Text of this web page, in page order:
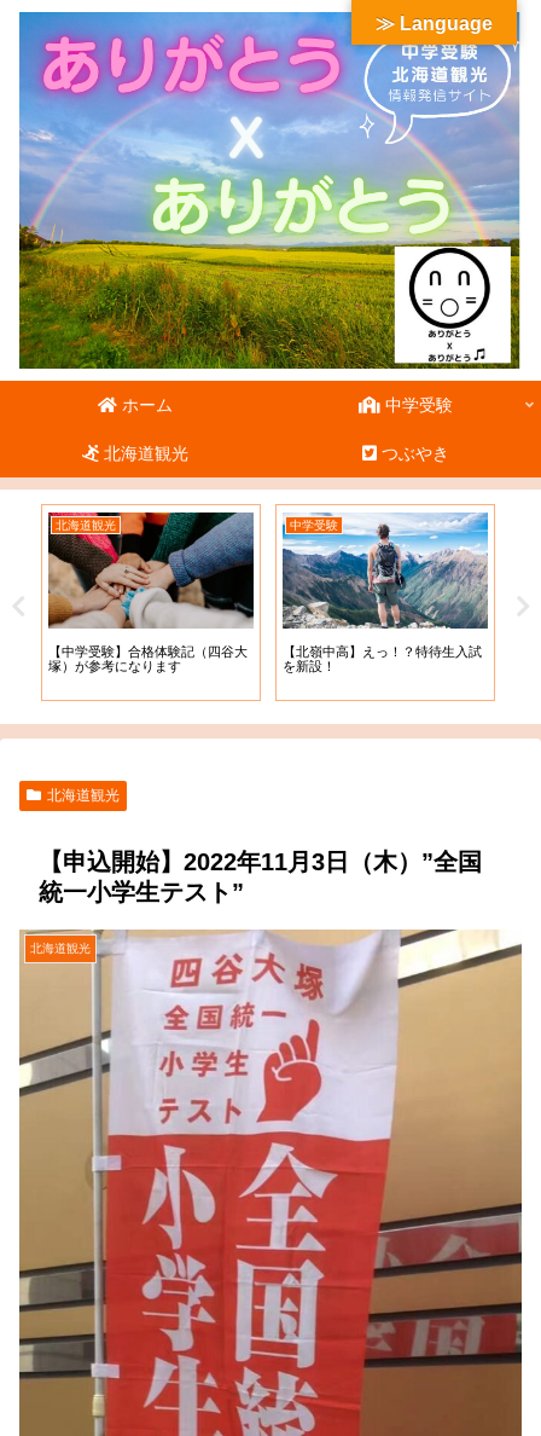
ホーム 中学受験
北海道観光 つぶやき
北海道観光
【中学受験】合格体験記（四谷大
塚）が参考になります
中学受験
【北嶺中高】えっ！？特待生入試
を新設！
北海道観光
【申込開始】2022年11月3日（木）”全国
統一小学生テスト”
北海道観光
≫ Language